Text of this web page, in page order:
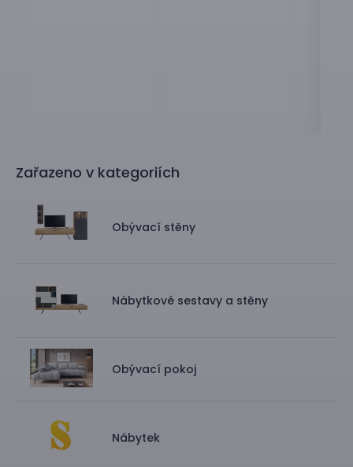
Zařazeno v kategoriích
Obývací stěny
Nábytkové sestavy a stěny
Obývací pokoj
Nábytek